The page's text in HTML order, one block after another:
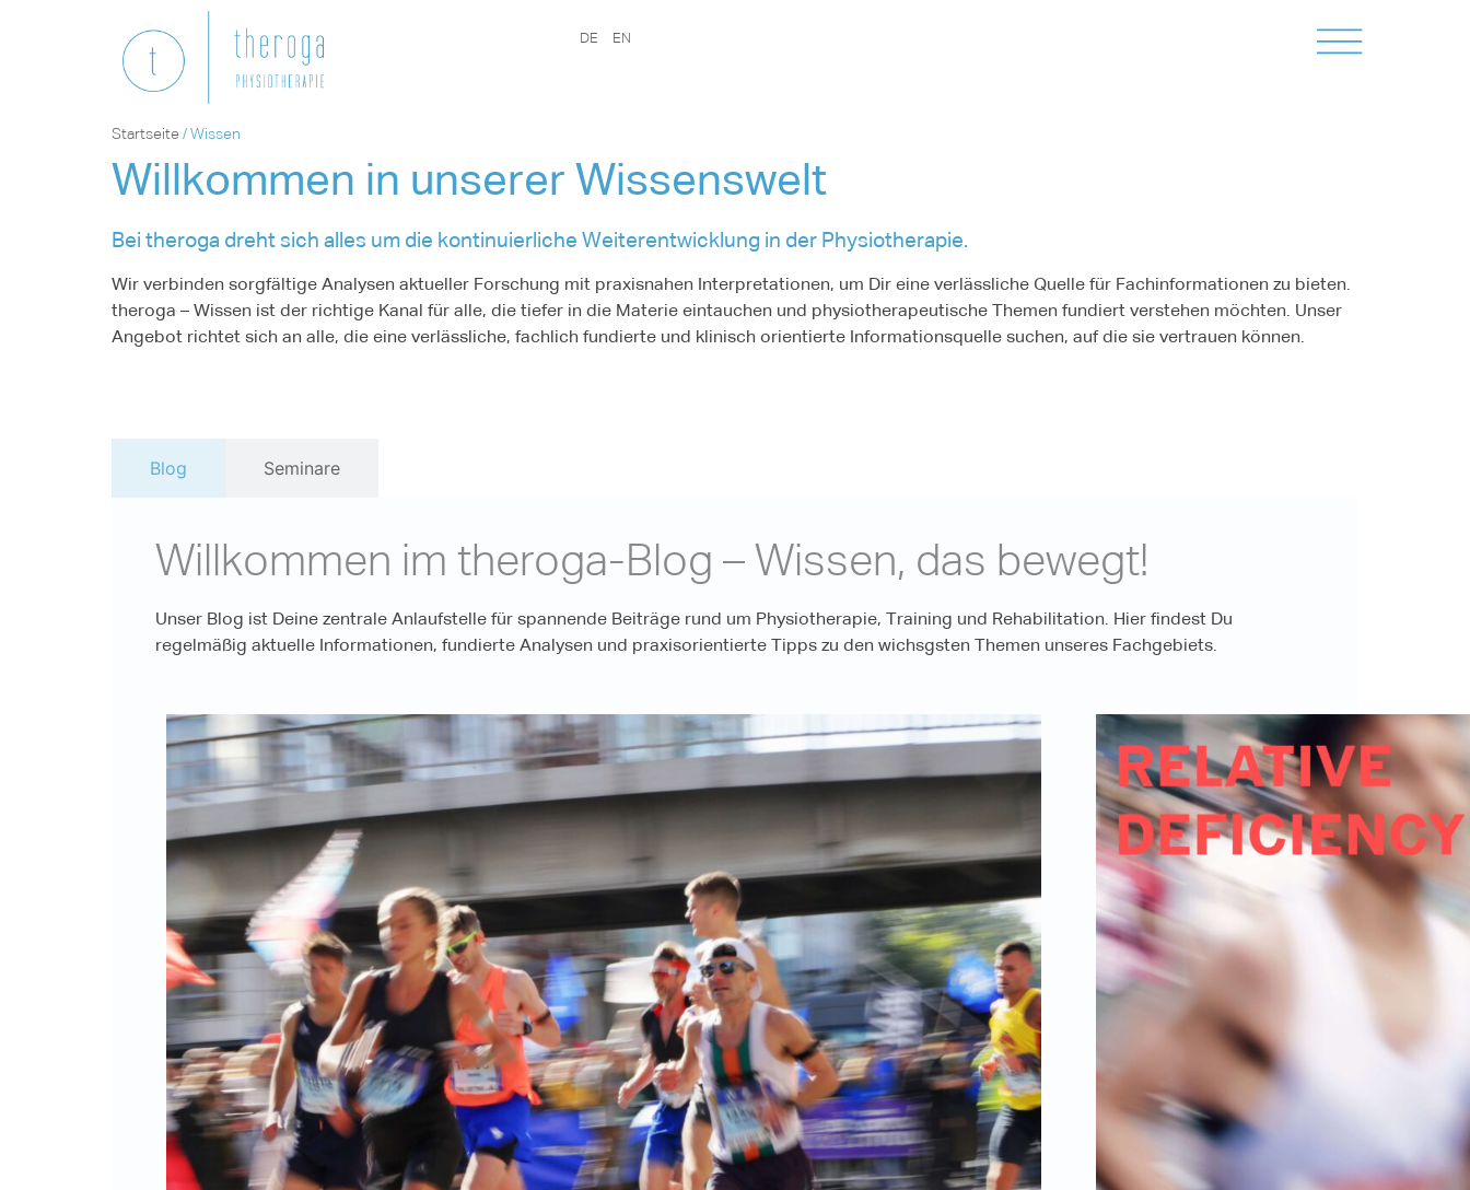
DE EN
Startseite / Wissen
Willkommen in unserer Wissenswelt
Bei theroga dreht sich alles um die kontinuierliche Weiterentwicklung in der Physiotherapie.
Wir verbinden sorgfältige Analysen aktueller Forschung mit praxisnahen Interpretationen, um Dir eine verlässliche Quelle für Fachinformationen zu bieten.
theroga – Wissen ist der richtige Kanal für alle, die tiefer in die Materie eintauchen und physiotherapeutische Themen fundiert verstehen möchten. Unser
Angebot richtet sich an alle, die eine verlässliche, fachlich fundierte und klinisch orientierte Informationsquelle suchen, auf die sie vertrauen können.
Blog Seminare
Willkommen im theroga-Blog – Wissen, das bewegt!
Unser Blog ist Deine zentrale Anlaufstelle für spannende Beiträge rund um Physiotherapie, Training und Rehabilitation. Hier findest Du
regelmäßig aktuelle Informationen, fundierte Analysen und praxisorientierte Tipps zu den wichsgsten Themen unseres Fachgebiets.